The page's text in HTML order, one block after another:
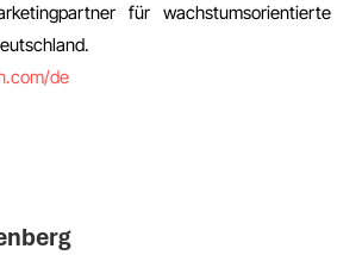
für wachstumsorientierte
de